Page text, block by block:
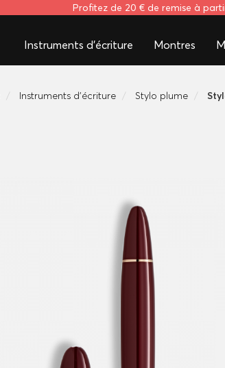
Profitez de 20 € de remise à
Instruments d'écriture Montres
Instruments d'écriture Stylo plume